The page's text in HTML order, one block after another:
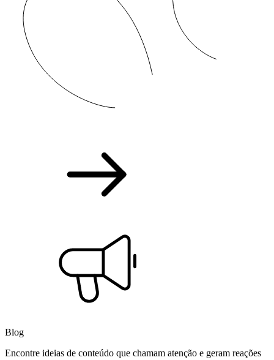
Blog
Encontre ideias de conteúdo que chamam atenção e geram reações